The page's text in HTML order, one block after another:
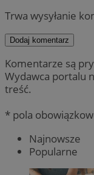
Trwa wysyłanie
Dodaj komentarz
Komentarze są
Wydawca portalu
treść.
* pola
Najnowsze
Popularne